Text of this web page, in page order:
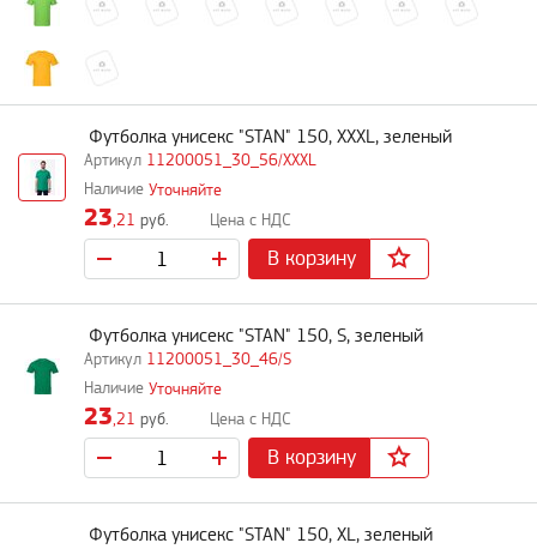
11200051_30_56/XXXL
Футболка унисекс "STAN" 150, XXXL, зеленый
Уточняйте
23,21 руб.
В корзину
11200051_30_46/S
Футболка унисекс "STAN" 150, S, зеленый
Уточняйте
23,21 руб.
В корзину
Футболка унисекс "STAN" 150, XL, зеленый